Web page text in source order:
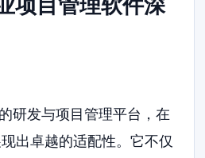
研发与项目管理平台，在
出卓越的适配性。它不仅